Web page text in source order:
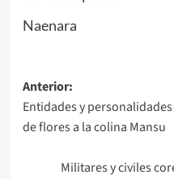
Naenara
Navegación
de
entradas
Anterior:
Entidades y
de flores a la colina Mansu
Militares y civiles